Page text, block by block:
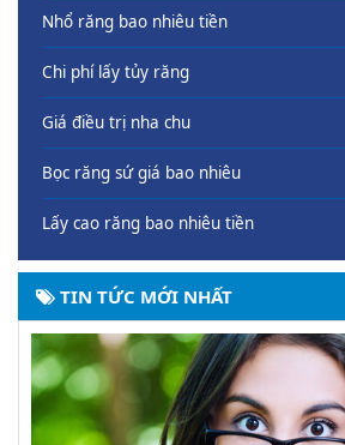
Nhổ răng bao nhiêu tiền
Chi phí lấy tủy răng
Giá điều trị nha chu
Bọc răng sứ giá bao nhiêu
Lấy cao răng bao nhiêu tiền
TIN TỨC MỚI NHẤT